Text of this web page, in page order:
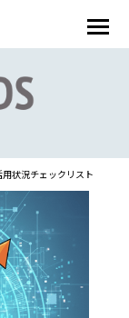
状況チェックリスト